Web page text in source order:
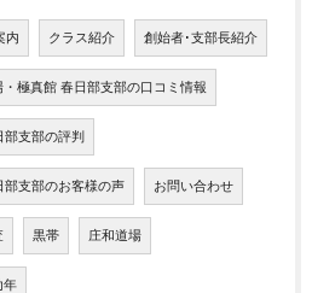
内 クラス紹介 創始者･支部長紹介
極真館 春日部支部の口コミ情報
支部の評判
部支部のお客様の声 お問い合わせ
黒帯 庄和道場